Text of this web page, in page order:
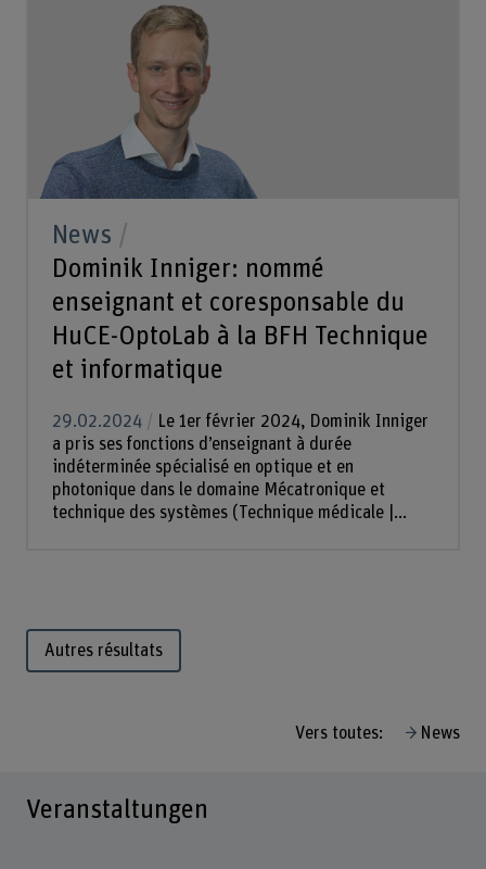
News
Dominik Inniger: nommé
enseignant et coresponsable du
HuCE-OptoLab à la BFH Technique
et informatique
29.02.2024
Le 1er février 2024, Dominik Inniger
a pris ses fonctions d’enseignant à durée
indéterminée spécialisé en optique et en
photonique dans le domaine Mécatronique et
technique des systèmes (Technique médicale |...
Autres résultats
Vers toutes: News
Veranstaltungen